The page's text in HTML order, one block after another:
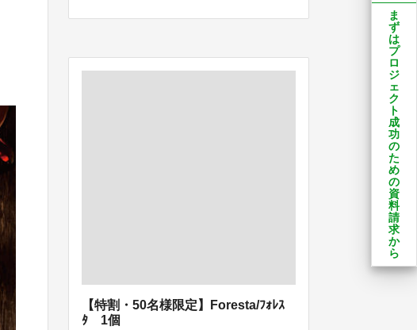
【特割・50名様限定】Foresta/ﾌｫﾚｽ
ﾀ 1個
ま
ず
は
プ
ロ
ジ
ェ
ク
ト
成
功
の
た
め
の
資
料
請
求
か
ら